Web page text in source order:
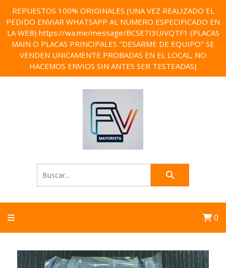
REPUESTOS 100% ORIGINALES (UNA VEZ REALIZADO EL
PEDIDO ENVIAR WHATSAPP AL NUMERO ESPECIFICADO EN
LA WEB) https://wa.me/message/BCSE7I3UIVQTF1 (PLACAS
MAIN O PLACAS PRINCIPALES "DESARME DE EQUIPO" SE
VENDEN UNICAMENTE PROBADAS EN EL LOCAL, NO
HACEMOS ENVIOS SIN ANTES SER TESTEADAS)
0